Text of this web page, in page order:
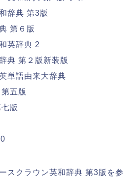
辞典 第3版
第６版
英辞典 2
典 第２版新装版
単語由来大辞典
五版
版
スクラウン英和辞典 第3版を参